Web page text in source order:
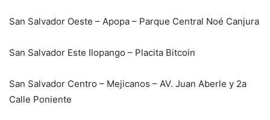
San Salvador Oeste – Apopa – Parque Central Noé Canjura
San Salvador Este Ilopango – Placita Bitcoin
San Salvador Centro – Mejicanos – AV. Juan Aberle y 2a
Calle Poniente